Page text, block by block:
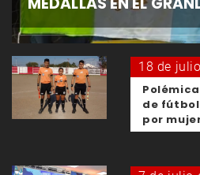
18 de
de
por